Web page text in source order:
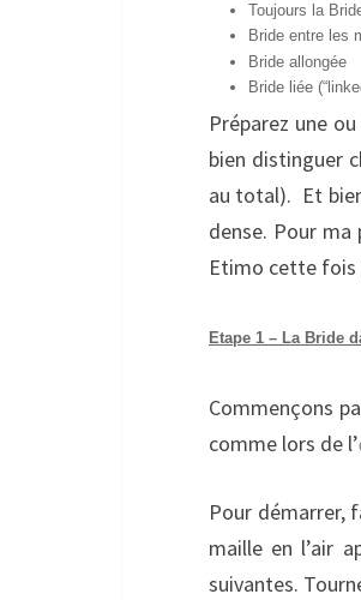
Toujours la
Bride entre les
Bride allongée
Bride liée
Préparez une
bien distinguer
au total). Et
dense. Pour
Etimo cette fois
Etape 1 – La Bride
Commençons
comme lors de l’
Pour démarrer,
maille en l’air
suivantes.